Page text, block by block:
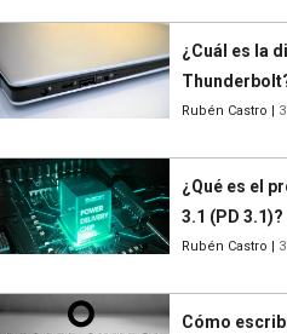
¿Cuál es la
Rubén Castro
¿Qué es el
3.1 (PD
Rubén Castro
Cómo